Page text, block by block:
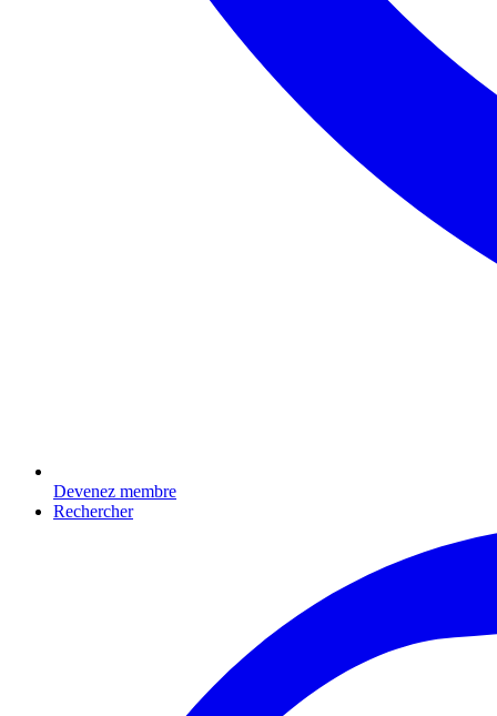
Devenez membre
Rechercher